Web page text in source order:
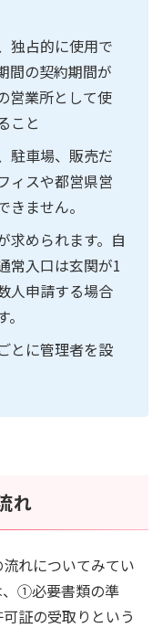
独占的に使用で
間の契約期間が
営業所として使
こと
駐車場、販売だ
ィスや都営県営
ません。
求められます。自
常入口は玄関が1
人申請する場合
とに管理者を設
れ
れについてみてい
、①必要書類の準
証の受取りという